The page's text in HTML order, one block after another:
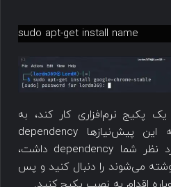
sudo apt-get install name
پکیج نرم‌افزاری کار کند، به
پیش‌نیازهایی نیاز دارد؛ به این پیش‌نیازها dependency
می‌گویند. اگر نرم افزار مورد نظر شما dependency داشت،
می‌شوند را دنبال کنید و پس